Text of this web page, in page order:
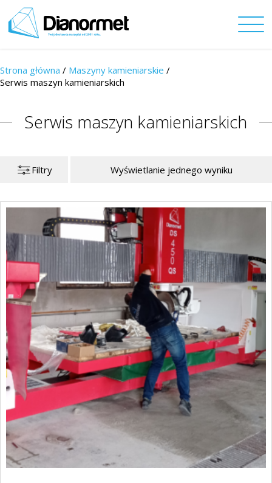
Strona główna / Maszyny kamieniarskie /
Serwis maszyn kamieniarskich
Serwis maszyn kamieniarskich
Filtry Wyświetlanie jednego wyniku